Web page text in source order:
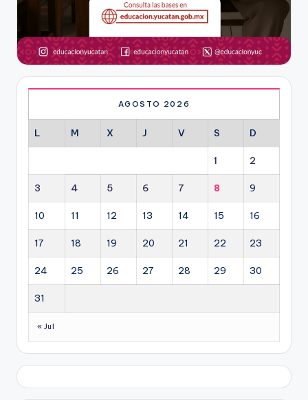
AGOSTO 2026
L M X J V S D
1 2
3 4 5 6 7 8 9
10 11 12 13 14 15 16
17 18 19 20 21 22 23
24 25 26 27 28 29 30
31
« Jul